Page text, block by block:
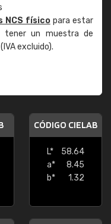
NCS físicopara estar
tener un muestra de
(IVA excluido).
CÓDIGO CIELAB
L*
58.64
a*
8.45
b*
1.32